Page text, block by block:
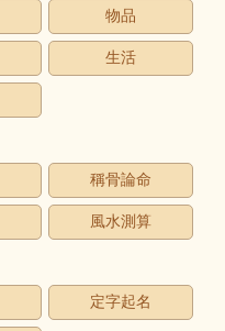
物品
生活
稱骨論命
風水測算
定字起名